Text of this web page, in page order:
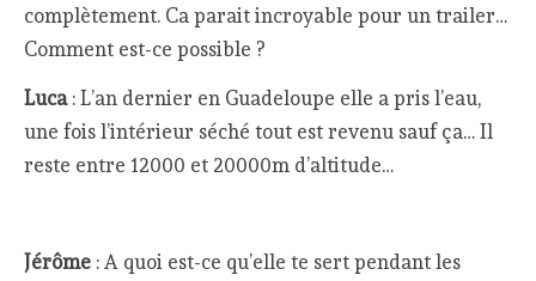
complètement. Ca parait incroyable pour un trailer…
Comment est-ce possible ?
Luca : L’an dernier en Guadeloupe elle a pris l’eau,
une fois l’intérieur séché tout est revenu sauf ça… Il
reste entre 12000 et 20000m d’altitude…
Jérôme : A quoi est-ce qu’elle te sert pendant les